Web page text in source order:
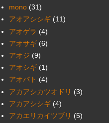
mono (31)
アオアシシギ (11)
アオゲラ (4)
アオサギ (6)
アオジ (9)
アオシギ (1)
アオバト (4)
アカアシカツオドリ (3)
アカアシシギ (4)
アカエリカイツブリ (5)